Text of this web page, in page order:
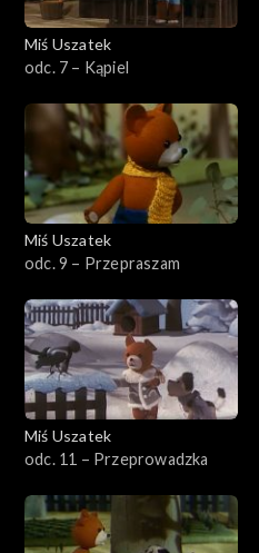
Miś Uszatek
odc. 7 – Kąpiel
Miś Uszatek
odc. 9 – Przepraszam
Miś Uszatek
odc. 11 – Przeprowadzka